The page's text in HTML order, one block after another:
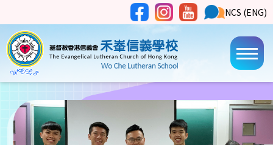
Social
Media
NCS
Button
NCS (ENG)
Main